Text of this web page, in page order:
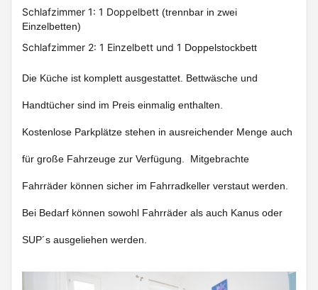
Schlafzimmer 1: 1 Doppelbett (trennbar in zwei
Einzelbetten)
Schlafzimmer 2: 1 Einzelbett und 1 Doppelstockbett
Die Küche ist komplett ausgestattet. Bettwäsche und
Handtücher sind im Preis einmalig enthalten.
Kostenlose Parkplätze stehen in ausreichender Menge auch
für große Fahrzeuge zur Verfügung. Mitgebrachte
Fahrräder können sicher im Fahrradkeller verstaut werden.
Bei Bedarf können sowohl Fahrräder als auch Kanus oder
SUP´s ausgeliehen werden.
Previous Next